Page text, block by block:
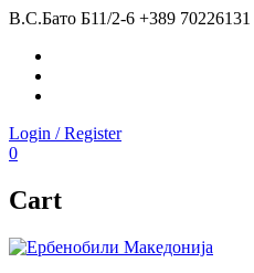
В.С.Бато Б11/2-6 +389 70226131
Login / Register
0
Cart